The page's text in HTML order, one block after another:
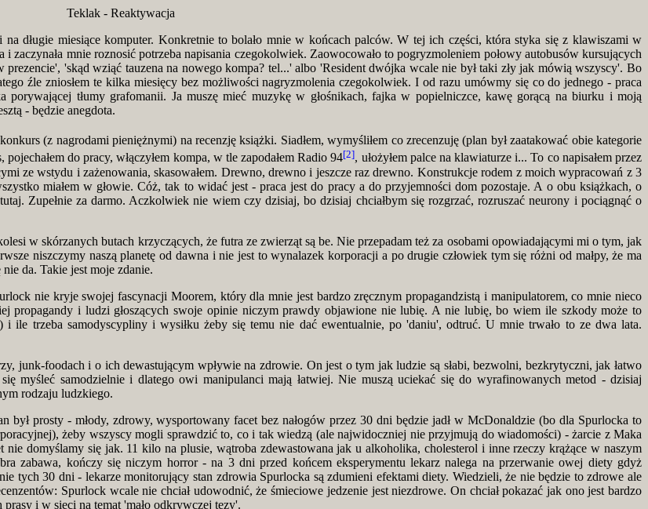
Teklak - Reaktywacja
długie miesiące komputer. Konkretnie to bolało mnie w końcach palców. W tej ich części, która styka się z klawiszami w
mnie roznosić potrzeba napisania czegokolwiek. Zaowocowało to pogryzmoleniem połowy autobusów kursujących
prezencie', 'skąd wziąć tauzena na nowego kompa? tel...' albo 'Resident dwójka wcale nie był taki zły jak mówią wszyscy'. Bo
źle zniosłem te kilka miesięcy bez możliwości nagryzmolenia czegokolwiek. I od razu umówmy się co do jednego - praca
tłumy grafomanii. Ja muszę mieć muzykę w głośnikach, fajka w popielniczce, kawę gorącą na biurku i moją
- będzie anegdota.
konkurs (z nagrodami pieniężnymi) na recenzję książki. Siadłem, wymyśliłem co zrecenzuję (plan był zaatakować obie kategorie
do pracy, włączyłem kompa, w tle zapodałem Radio 94[2], ułożyłem palce na klawiaturze i... To co napisałem przez
ze wstydu i zażenowania, skasowałem. Drewno, drewno i jeszcze raz drewno. Konstrukcje rodem z moich wypracowań z 3
miałem w głowie. Cóż, tak to widać jest - praca jest do pracy a do przyjemności dom pozostaje. A o obu książkach, o
Zupełnie za darmo. Aczkolwiek nie wiem czy dzisiaj, bo dzisiaj chciałbym się rozgrzać, rozruszać neurony i pociągnąć o
w skórzanych butach krzyczących, że futra ze zwierząt są be. Nie przepadam też za osobami opowiadającymi mi o tym, jak
niszczymy naszą planetę od dawna i nie jest to wynalazek korporacji a po drugie człowiek tym się różni od małpy, że ma
da. Takie jest moje zdanie.
nie kryje swojej fascynacji Moorem, który dla mnie jest bardzo zręcznym propagandzistą i manipulatorem, co mnie nieco
propagandy i ludzi głoszących swoje opinie niczym prawdy objawione nie lubię. A nie lubię, bo wiem ile szkody może to
ile trzeba samodyscypliny i wysiłku żeby się temu nie dać ewentualnie, po 'daniu', odtruć. U mnie trwało to ze dwa lata.
junk-foodach i o ich dewastującym wpływie na zdrowie. On jest o tym jak ludzie są słabi, bezwolni, bezkrytyczni, jak łatwo
myśleć samodzielnie i dlatego owi manipulanci mają łatwiej. Nie muszą uciekać się do wyrafinowanych metod - dzisiaj
rodzaju ludzkiego.
prosty - młody, zdrowy, wysportowany facet bez nałogów przez 30 dni będzie jadł w McDonaldzie (bo dla Spurlocka to
żeby wszyscy mogli sprawdzić to, co i tak wiedzą (ale najwidoczniej nie przyjmują do wiadomości) - żarcie z Maka
domyślamy się jak. 11 kilo na plusie, wątroba zdewastowana jak u alkoholika, cholesterol i inne rzeczy krążące w naszym
zabawa, kończy się niczym horror - na 3 dni przed końcem eksperymentu lekarz nalega na przerwanie owej diety gdyż
tych 30 dni - lekarze monitorujący stan zdrowia Spurlocka są zdumieni efektami diety. Wiedzieli, że nie będzie to zdrowe ale
Spurlock wcale nie chciał udowodnić, że śmieciowe jedzenie jest niezdrowe. On chciał pokazać jak ono jest bardzo
i w sieci na temat 'mało odkrywczej tezy'.